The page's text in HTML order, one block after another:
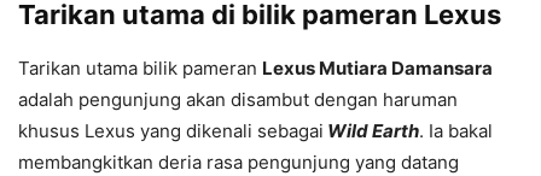
Tarikan utama di bilik pameran Lexus
Tarikan utama bilik pameran Lexus Mutiara Damansara
adalah pengunjung akan disambut dengan haruman
khusus Lexus yang dikenali sebagai Wild Earth. Ia bakal
membangkitkan deria rasa pengunjung yang datang